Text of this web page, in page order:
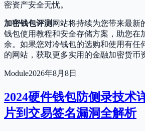
密资产安全无忧。
加密钱包评测 网站将持续为您带来最新
钱包使用教程和安全存储方案，助您在
余。如果您对冷钱包的选购和使用有任
的网站，获取更多实用的金融加密货币
Module2026年8月8日
2024硬件钱包防侧录技术
片到交易签名漏洞全解析